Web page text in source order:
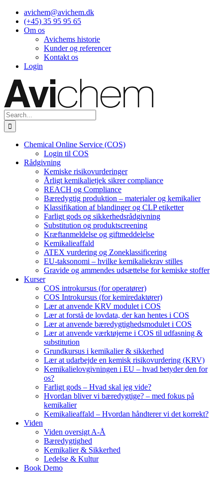
Skip
content
avichem@avichem.dk
(+45) 35 95 95 65
Om os
Avichems historie
Kunder og referencer
Kontakt os
Login
Search
for:
Chemical Online Service (COS)
Login til COS
Rådgivning
Kemiske risikovurderinger
Årligt kemikalietjek sikrer compliance
REACH og Compliance
Bæredygtig produktion – materialer og kemikalier
Klassifikation af blandinger og CLP etiketter
Farligt gods og sikkerhedsrådgivning
Substitution og produktscreening
Kræftanmeldelse og giftmeddelelse
Kemikalieaffald
ATEX vurdering og Zoneklassificering
EU-taksonomi – hvilke kemikaliekrav stilles
Gravide og ammendes udsættelse for kemiske stoffer
Kurser
COS introkursus (for operatører)
COS Introkursus (for kemiredaktører)
Lær at anvende KRV modulet i COS
Lær at forstå de lovdata, der kan hentes i COS
Lær at anvende bæredygtighedsmodulet i COS
Lær at anvende værktøjerne i COS til udfasning &
substitution
Grundkursus i kemikalier & sikkerhed
Lær at udarbejde en kemisk risikovurdering (KRV)
Kemikalielovgivningen i EU – hvad betyder den for
os?
Farligt gods – Hvad skal jeg vide?
Hvordan bliver vi bæredygtige? – med fokus på
kemikalier
Kemikalieaffald – Hvordan håndterer vi det korrekt?
Viden
Viden oversigt A-Å
Bæredygtighed
Kemikalier & Sikkerhed
Ledelse & Kultur
Book Demo